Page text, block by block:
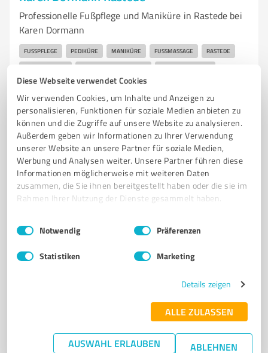
Diese Webseite verwendet Cookies
Wir verwenden Cookies, um Inhalte und Anzeigen zu
personalisieren, Funktionen für soziale Medien anbieten zu
können und die Zugriffe auf unsere Website zu analysieren.
Außerdem geben wir Informationen zu Ihrer Verwendung
unserer Website an unsere Partner für soziale Medien,
Werbung und Analysen weiter. Unsere Partner führen diese
Informationen möglicherweise mit weiteren Daten
zusammen, die Sie ihnen bereitgestellt haben oder die sie im
Rahmen Ihrer Nutzung der Dienste gesammelt haben.
Impressum Datenschutzbestimmungen
Einwilligungsauswahl
Notwendig Präferenzen
Statistiken Marketing
Details zeigen
ALLE ZULASSEN
AUSWAHL ERLAUBEN ABLEHNEN
Professionelle Fußpflege und Maniküre in Rastede bei
Karen Dormann
FUSSPFLEGE PEDIKÜRE MANIKÜRE FUSSMASSAGE RASTEDE
FRENCH PEDIKÜRE WELLNESS FUSSGESUNDHEIT
Mühlenstraße 87, 26180 Rastede
info@fusspflege-rastede.de www.fusspflege-rastede.de/
5,00 / 5,00
10 Bewertungen (1 Quelle)
5 Beauty
pavloviktor
Tel. +380098989898
rebelssasha@gmail.com
wirschreiben.com/hausarbeit-schreiben-lassen/